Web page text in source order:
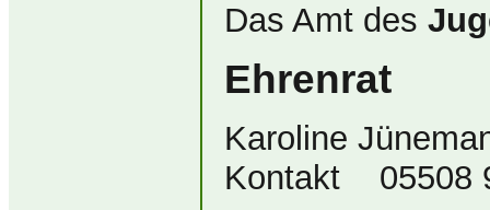
Das Amt des
Ehrenrat
Karoline
Kontakt 05508